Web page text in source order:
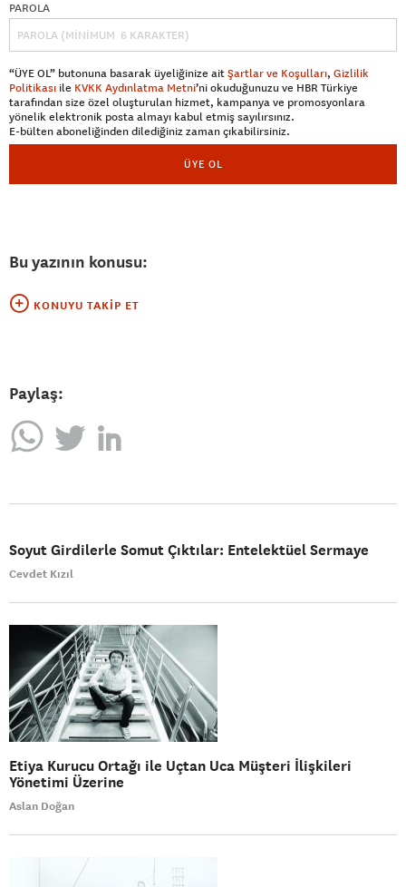
PAROLA
“ÜYE OL” butonuna basarak üyeliğinize aitŞartlar ve Koşulları, Gizlilik
Politikası ile KVKK Aydınlatma Metni’ni okuduğunuzu ve HBR Türkiye
tarafından size özel oluşturulan hizmet, kampanya ve promosyonlara
yönelik elektronik posta almayı kabul etmiş sayılırsınız.
E-bülten aboneliğinden dilediğiniz zaman çıkabilirsiniz.
ÜYE OL
Bu yazının konusu:
KONUYU TAKIP ET
Paylaş:
Soyut Girdilerle Somut Çıktılar: Entelektüel Sermaye
Cevdet Kızıl
Etiya Kurucu Ortağı ile Uçtan Uca Müşteri İlişkileri
Yönetimi Üzerine
Aslan Doğan